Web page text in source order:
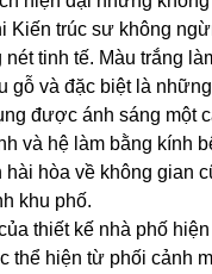
Kiến trúc sư không
tinh tế. Màu trắng
gỗ và đặc biệt là
được ánh sáng một
và hệ làm bằng kính
hài hòa về không gian
khu phố.
thiết kế nhà phố
thể hiện từ phối cảnh